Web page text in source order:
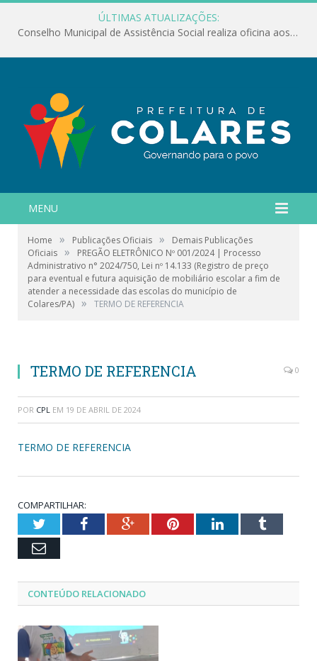
ÚLTIMAS ATUALIZAÇÕES:
Conselho Municipal de Assistência Social realiza oficina aos servidores
MENU
Home » Publicações Oficiais »
Demais Publicações
Oficiais »
PREGÃO ELETRÔNICO Nº 001/2024 | Processo
Administrativo n° 2024/750, Lei nº 14.133 (Registro de preço
para eventual e futura aquisição de mobiliário escolar a fim de
atender a necessidade das escolas do município de
Colares/PA) » TERMO DE REFERENCIA
TERMO DE REFERENCIA 0
POR CPL EM 19 DE ABRIL DE 2024
TERMO DE REFERENCIA
COMPARTILHAR:
TwitterFacebookGoogle+PinterestLinkedInTumblr
Email
CONTEÚDO RELACIONADO